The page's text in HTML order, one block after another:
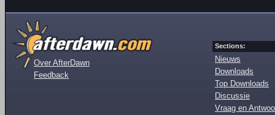
Over AfterDawn
Feedback
Sections:
Nieuws
Downloads
Top Downloads
Discussie
Vraag en